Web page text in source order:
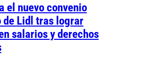
el nuevo convenio
Lidl tras lograr
salarios y derechos